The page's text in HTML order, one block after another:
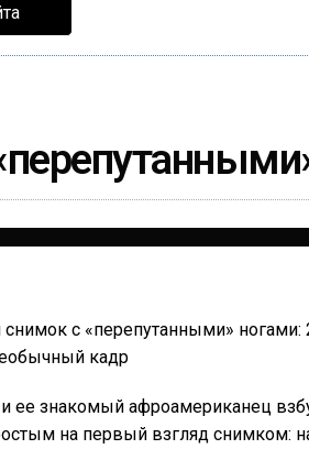
с «перепутанными»
кадр
ее знакомый афроамериканец
на первый взгляд снимком: